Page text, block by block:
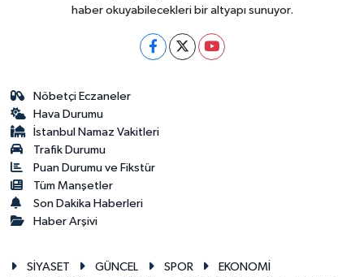
haber okuyabilecekleri bir altyapı sunuyor.
Nöbetçi Eczaneler
Hava Durumu
İstanbul Namaz Vakitleri
Trafik Durumu
Puan Durumu ve Fikstür
Tüm Manşetler
Son Dakika Haberleri
Haber Arşivi
SİYASET GÜNCEL SPOR
EKONOMİ